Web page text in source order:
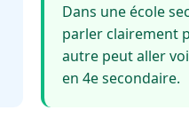
Dans une école
parler clairement
autre peut aller
en 4e secondaire.